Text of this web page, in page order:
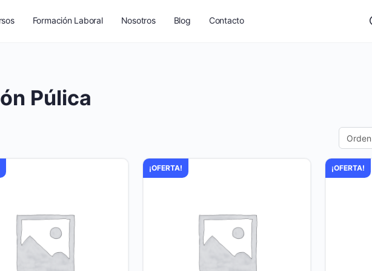
Formación Laboral Nosotros Blog Contacto
Púlica
¡OFERTA! ¡OFERTA!